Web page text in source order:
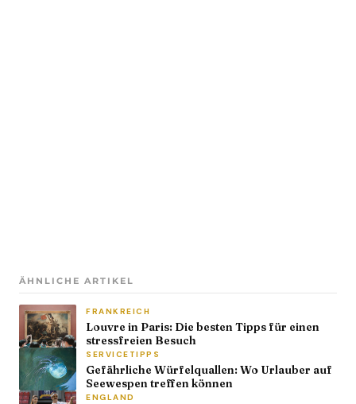
ÄHNLICHE ARTIKEL
FRANKREICH
Louvre in Paris: Die besten Tipps für einen
stressfreien Besuch
SERVICETIPPS
Gefährliche Würfelquallen: Wo Urlauber auf
Seewespen treffen können
ENGLAND